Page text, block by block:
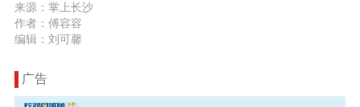
来源：掌上长沙
作者：傅容容
编辑：刘可馨
广告